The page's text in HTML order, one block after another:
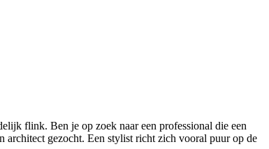
flink. Ben je op zoek naar een professional die een
gezocht. Een stylist richt zich vooral puur op de